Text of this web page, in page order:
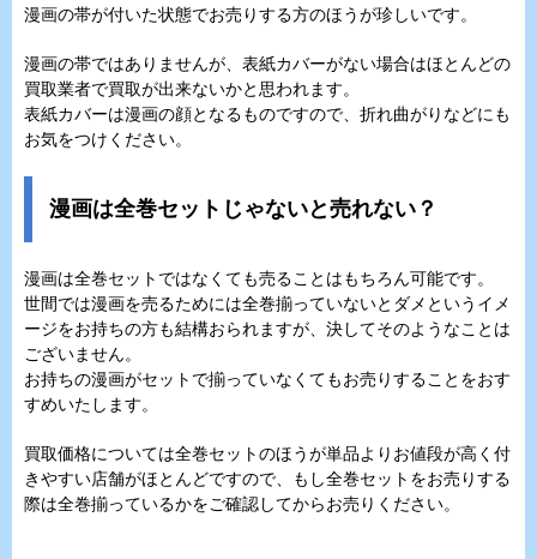
漫画の帯が付いた状態でお売りする方のほうが珍しいです。
漫画の帯ではありませんが、表紙カバーがない場合はほとんどの
買取業者で買取が出来ないかと思われます。
表紙カバーは漫画の顔となるものですので、折れ曲がりなどにも
お気をつけください。
漫画は全巻セットじゃないと売れない？
漫画は全巻セットではなくても売ることはもちろん可能です。
世間では漫画を売るためには全巻揃っていないとダメというイメ
ージをお持ちの方も結構おられますが、決してそのようなことは
ございません。
お持ちの漫画がセットで揃っていなくてもお売りすることをおす
すめいたします。
買取価格については全巻セットのほうが単品よりお値段が高く付
きやすい店舗がほとんどですので、もし全巻セットをお売りする
際は全巻揃っているかをご確認してからお売りください。